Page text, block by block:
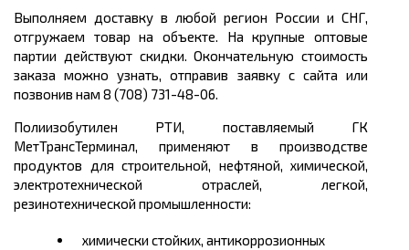
Выполняем доставку в любой регион России и СНГ,
отгружаем товар на объекте. На крупные оптовые
партии действуют скидки. Окончательную стоимость
заказа можно узнать, отправив заявку с сайта или
позвонив нам 8 (708) 731-48-06.
Полиизобутилен РТИ, поставляемый ГК
МетТрансТерминал, применяют в производстве
продуктов для строительной, нефтяной, химической,
электротехнической отраслей, легкой,
резинотехнической промышленности:
химически стойких, антикоррозионных